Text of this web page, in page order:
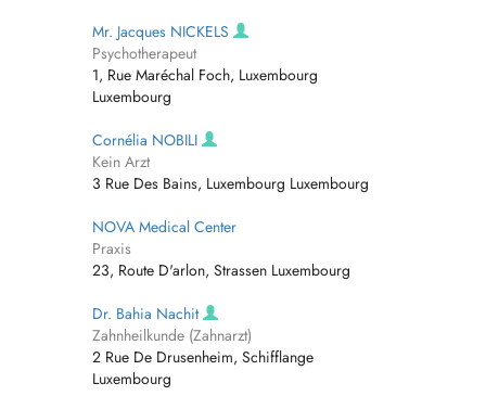
Mr. Jacques NICKELS
Psychotherapeut
1, Rue Maréchal Foch, Luxembourg
Luxembourg
Cornélia NOBILI
Kein Arzt
3 Rue Des Bains, Luxembourg Luxembourg
NOVA Medical Center
Praxis
23, Route D'arlon, Strassen Luxembourg
Dr. Bahia Nachit
Zahnheilkunde (Zahnarzt)
2 Rue De Drusenheim, Schifflange
Luxembourg